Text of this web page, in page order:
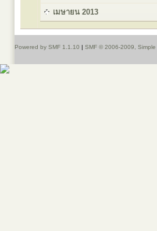
เมษายน 2013
Powered by SMF 1.1.10 | SMF © 2006-2009,